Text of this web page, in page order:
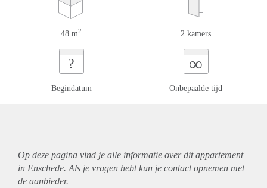
48 m2 2 kamers
?
Begindatum
∞
Onbepaalde tijd
Op deze pagina vind je alle informatie over ditappartement
in Enschede. Als je vragen hebt kun je contact opnemen met
de aanbieder.